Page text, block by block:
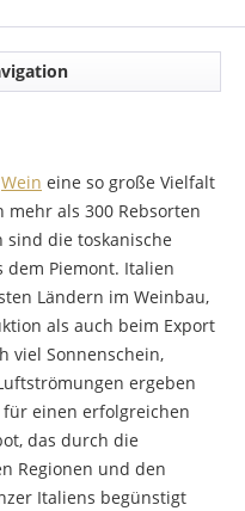
Wein eine so große Vielfalt
als 300 Rebsorten
sind die toskanische
dem Piemont. Italien
Ländern im Weinbau,
als auch beim Export
viel Sonnenschein,
ergeben
einen erfolgreichen
das durch die
Regionen und den
Italiens begünstigt